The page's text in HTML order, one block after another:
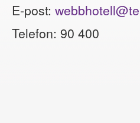
E-post:
Telefon: 90 400